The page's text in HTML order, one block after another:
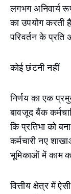
लगभग अनिवार्य
का उपयोग करती
परिवर्तन के प्रति
कोई छंटनी नहीं
निर्णय का एक
बावजूद बैंक
कि प्रतिभा को
कर्मचारी नए
भूमिकाओं में काम
वित्तीय क्षेत्र में